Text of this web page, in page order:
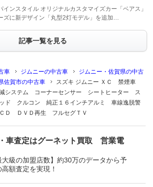
インスタイル オリジナルカスタマイズカー「ベアス」
ズに新デザイン「丸型2灯モデル」を追加…
記事一覧を見る
車 ジムニーの中古車
ジムニー・佐賀県の中古
佐賀市の中古車
スズキ ジムニー ＸＣ 禁煙車
システム コーナーセンサー シートヒーター ス
ド クルコン 純正１６インチアルミ 車線逸脱警
Ｄ ＤＶＤ再生 フルセグＴＶ
車査定はグーネット買取 営業電
大級の加盟店数】約30万のデータから予
額査定を実現！